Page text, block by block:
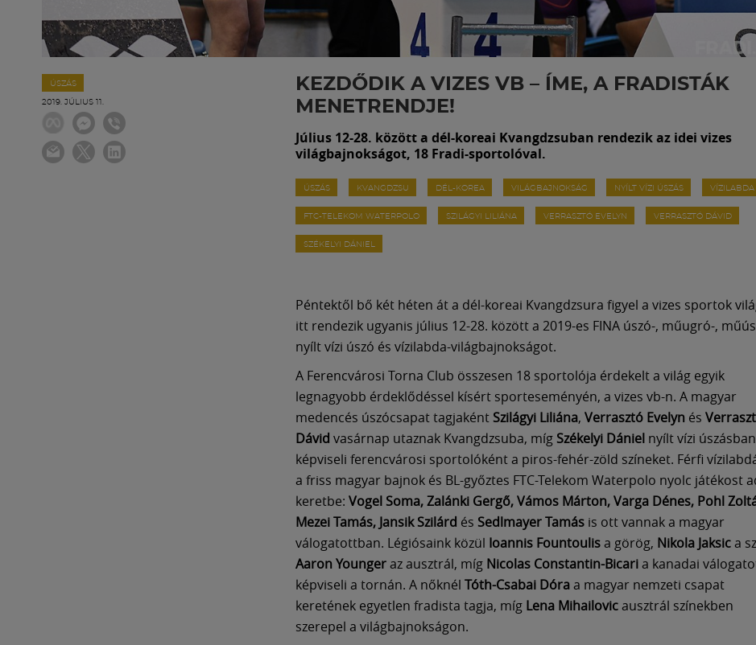
ÚSZÁS
2019. JÚLIUS 11.
KEZDŐDIK A VIZES VB – ÍME, A FRADISTÁK
MENETRENDJE!
Július 12-28. között a dél-koreai Kvangdzsuban rendezik az idei vizes
világbajnokságot, 18 Fradi-sportolóval.
ÚSZÁS KVANGDZSU DÉL-KOREA VILÁGBAJNOKSÁG NYÍLT VÍZI ÚSZÁS VÍZILABDA
FTC-TELEKOM WATERPOLO SZILÁGYI LILIÁNA VERRASZTÓ EVELYN VERRASZTÓ DÁVID
SZÉKELYI DÁNIEL
Péntektől bő két héten át a dél-koreai Kvangdzsura figyel a vizes sportok
itt rendezik ugyanis július 12-28. között a 2019-es FINA úszó-, műugró-,
nyílt vízi úszó és vízilabda-világbajnokságot.
A Ferencvárosi Torna Club összesen 18 sportolója érdekelt a világ egyik
legnagyobb érdeklődéssel kísért sporteseményén, a vizes vb-n. A magyar
medencés úszócsapat tagjaként Szilágyi Liliána, Verrasztó Evelyn és
Dávid vasárnap utaznak Kvangdzsuba, míg Székelyi Dánielnyílt vízi úszásban
képviseli ferencvárosi sportolóként a piros-fehér-zöld színeket. Férfi
a friss magyar bajnok és BL-győztes FTC-Telekom Waterpolo nyolc játékost
keretbe: Vogel Soma, Zalánki Gergő, Vámos Márton, Varga Dénes, Pohl
Mezei Tamás, Jansik Szilárd és Sedlmayer Tamásis ott vannak a magyar
válogatottban. Légiósaink közül Ioannis Fountoulisa görög, Nikola Jaksica
Aaron Youngeraz ausztrál, míg Nicolas Constantin-Bicaria kanadai
képviseli a tornán. A nőknél Tóth-Csabai Dóraa magyar nemzeti csapat
keretének egyetlen fradista tagja, míg Lena Mihailovicausztrál színekben
szerepel a világbajnokságon.